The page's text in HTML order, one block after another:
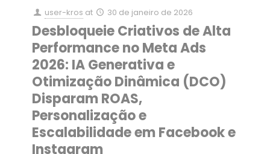
user-kros at 30 de janeiro de 2026
Desbloqueie Criativos de Alta
Performance no Meta Ads
2026: IA Generativa e
Otimização Dinâmica (DCO)
Disparam ROAS,
Personalização e
Escalabilidade em Facebook e
Instagram